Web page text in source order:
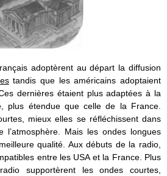
adoptèrent au départ la diffusion
tandis que les américains adoptaient
dernières étaient plus adaptées à la
plus étendue que celle de la France.
mieux elles se réfléchissent dans
l’atmosphère. Mais les ondes longues
qualité. Aux débuts de la radio,
entre les USA et la France. Plus
supportèrent les ondes courtes,